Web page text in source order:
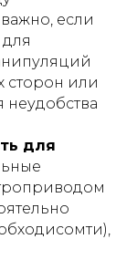
если
сторон или
для